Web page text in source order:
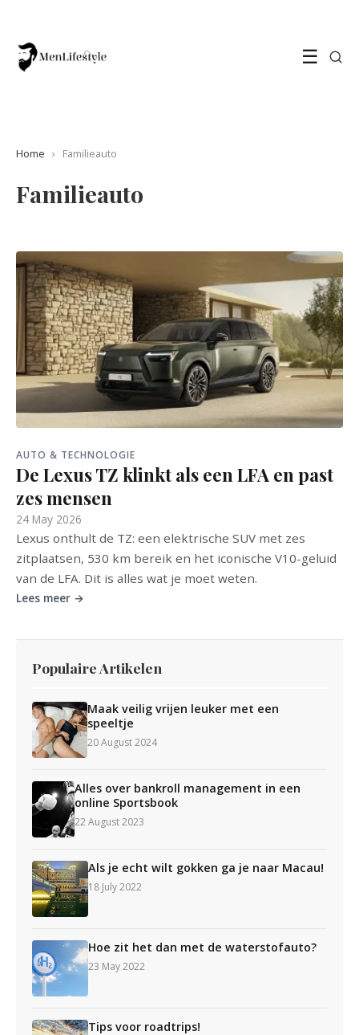
☰
Home › Familieauto
Familieauto
AUTO & TECHNOLOGIE
De Lexus TZ klinkt als een LFA en past
zes mensen
24 May 2026
Lexus onthult de TZ: een elektrische SUV met zes
zitplaatsen, 530 km bereik en het iconische V10-geluid
van de LFA. Dit is alles wat je moet weten.
Lees meer →
Populaire Artikelen
Maak veilig vrijen leuker met een
speeltje
20 August 2024
Alles over bankroll management in een
online Sportsbook
22 August 2023
Als je echt wilt gokken ga je naar Macau!
18 July 2022
Hoe zit het dan met de waterstofauto?
23 May 2022
Tips voor roadtrips!